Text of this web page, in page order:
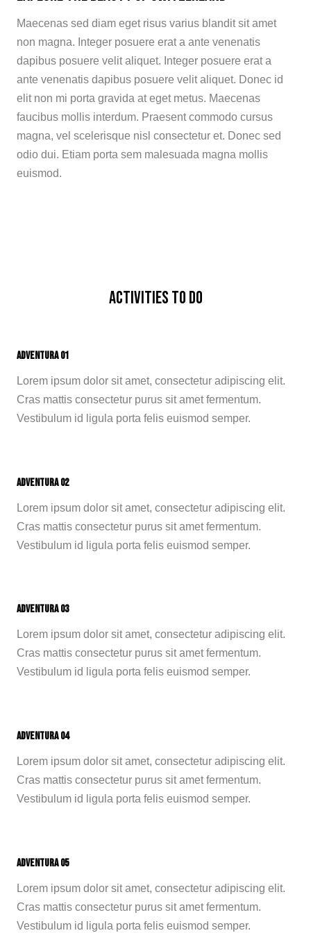
Maecenas sed diam eget risus varius blandit sit amet
non magna. Integer posuere erat a ante venenatis
dapibus posuere velit aliquet. Integer posuere erat a
ante venenatis dapibus posuere velit aliquet. Donec id
elit non mi porta gravida at eget metus. Maecenas
faucibus mollis interdum. Praesent commodo cursus
magna, vel scelerisque nisl consectetur et. Donec sed
odio dui. Etiam porta sem malesuada magna mollis
euismod.
Activities to do
Adventura 01
Lorem ipsum dolor sit amet, consectetur adipiscing elit.
Cras mattis consectetur purus sit amet fermentum.
Vestibulum id ligula porta felis euismod semper.
Adventura 02
Lorem ipsum dolor sit amet, consectetur adipiscing elit.
Cras mattis consectetur purus sit amet fermentum.
Vestibulum id ligula porta felis euismod semper.
Adventura 03
Lorem ipsum dolor sit amet, consectetur adipiscing elit.
Cras mattis consectetur purus sit amet fermentum.
Vestibulum id ligula porta felis euismod semper.
Adventura 04
Lorem ipsum dolor sit amet, consectetur adipiscing elit.
Cras mattis consectetur purus sit amet fermentum.
Vestibulum id ligula porta felis euismod semper.
Adventura 05
Lorem ipsum dolor sit amet, consectetur adipiscing elit.
Cras mattis consectetur purus sit amet fermentum.
Vestibulum id ligula porta felis euismod semper.